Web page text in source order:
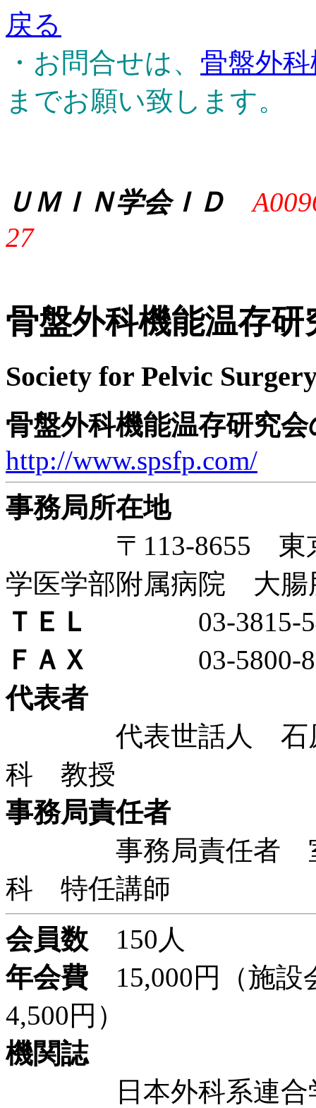
戻る
・お問合せは、 骨盤外
までお願い致します。
ＵＭＩＮ学会ＩＤ
27
骨盤外科機能温存研
Society for Pelvic
骨盤外科機能温存研究
http://www.spsfp.com/
事務局所在地
〒113-8655 東京
学医学部附属病院 大腸
ＴＥＬ
03-3815-
ＦＡＸ
03-5800-
代表者
代表世話人 石原
科 教授
事務局責任者
事務局責任者 室
科 特任講師
会員数 150人
年会費 15,000円（施
4,500円）
機関誌
日本外科系連合学